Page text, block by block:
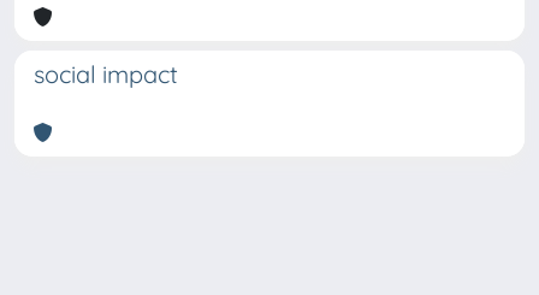
social impact